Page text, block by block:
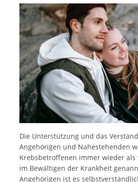
Die Unterstützung und das
Angehörigen und Nahestehenden
Krebsbetroffenen immer wieder als
im Bewältigen der Krankheit
Angehörigen ist es